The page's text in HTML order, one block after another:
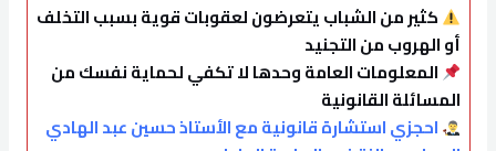
كثير من الشباب يتعرضون لعقوبات قوية بسبب التخلف
أو الهروب من التجنيد
المعلومات العامة وحدها لا تكفي لحماية نفسك من
المسائلة القانونية
احجزي استشارة قانونية مع الأستاذ حسين عبد الهادي